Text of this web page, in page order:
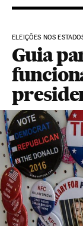
ELEIÇÕES NOS
Guia